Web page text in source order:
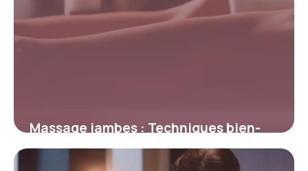
Massage jambes : Techniques bien-
être 2026